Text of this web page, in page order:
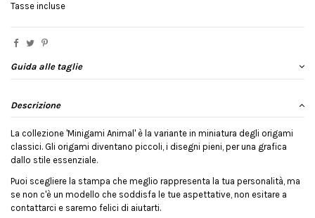
Tasse incluse
Guida alle taglie
Descrizione
La collezione 'Minigami Animal' è la variante in miniatura degli origami
classici. Gli origami diventano piccoli, i disegni pieni, per una grafica
dallo stile essenziale.
Puoi scegliere la stampa che meglio rappresenta la tua personalità, ma
se non c'è un modello che soddisfa le tue aspettative, non esitare a
contattarci e saremo felici di aiutarti.